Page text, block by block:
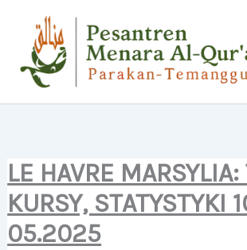
KONTEN
LE HAVRE MARSYLIA:
KURSY, STATYSTYKI
05.2025